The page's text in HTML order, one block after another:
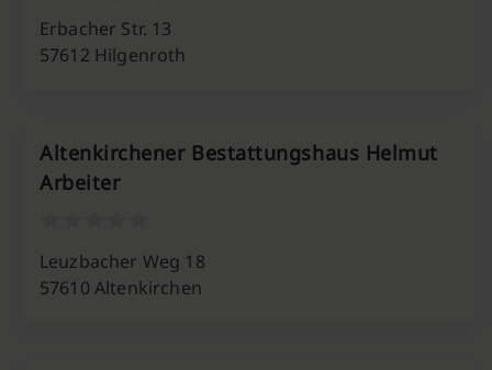
Erbacher Str. 13
57612 Hilgenroth
Altenkirchener Bestattungshaus Helmut
Arbeiter
Leuzbacher Weg 18
57610 Altenkirchen